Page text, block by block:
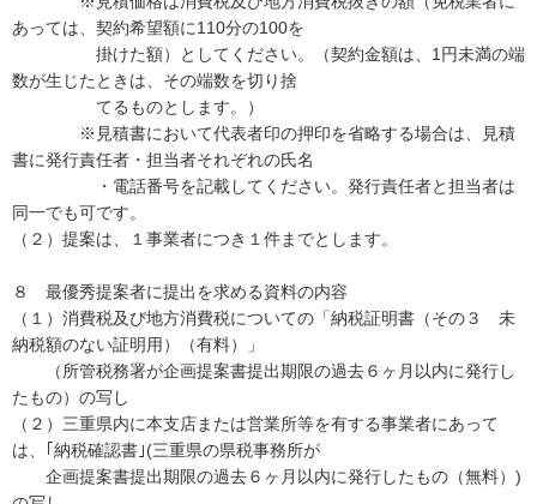
あっては、契約希望額に110分の100を
掛けた額）としてください。（契約金額は、1円未満の端
数が生じたときは、その端数を切り捨
てるものとします。）
※見積書において代表者印の押印を省略する場合は、見積
書に発行責任者・担当者それぞれの氏名
・電話番号を記載してください。発行責任者と担当者は
同一でも可です。
（２）提案は、１事業者につき１件までとします。
８ 最優秀提案者に提出を求める資料の内容
（１）消費税及び地方消費税についての「納税証明書（その３ 未
納税額のない証明用）（有料）」
（所管税務署が企画提案書提出期限の過去６ヶ月以内に発行し
たもの）の写し
（２）三重県内に本支店または営業所等を有する事業者にあって
は、｢納税確認書｣(三重県の県税事務所が
企画提案書提出期限の過去６ヶ月以内に発行したもの（無料）)